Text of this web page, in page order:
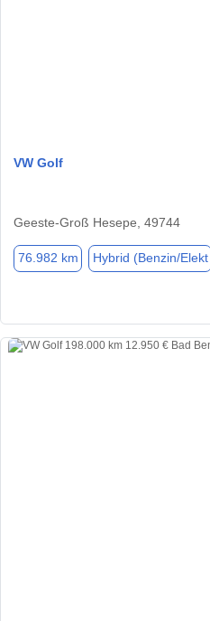
VW Golf
Geeste-Groß Hesepe, 49744
76.982 km Hybrid (Benzin/Elekt